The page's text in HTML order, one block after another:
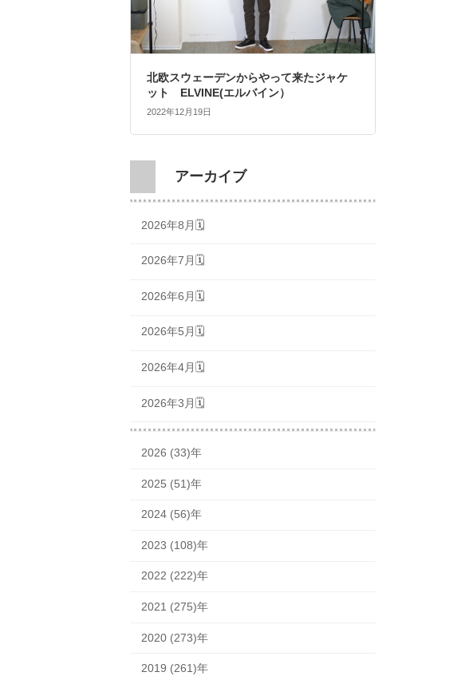
北欧スウェーデンからやって来たジャケ
ット ELVINE(エルバイン）
2022年12月19日
アーカイブ
2026年8月🗓
2026年7月🗓
2026年6月🗓
2026年5月🗓
2026年4月🗓
2026年3月🗓
2026 (33)年
2025 (51)年
2024 (56)年
2023 (108)年
2022 (222)年
2021 (275)年
2020 (273)年
2019 (261)年